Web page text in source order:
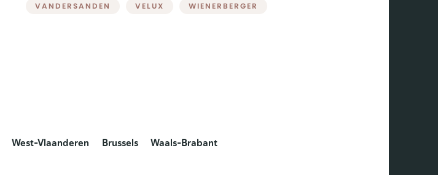
VANDERSANDEN VELUX WIENERBERGER
West-Vlaanderen Brussels
Waals-Brabant